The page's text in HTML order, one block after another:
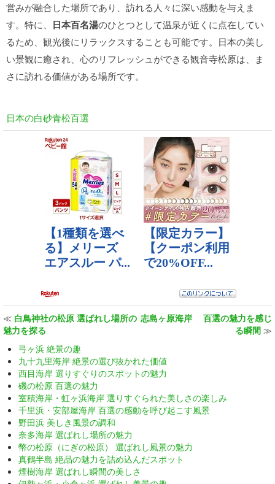
営みが融合した場所であり、訪れる人々に深い感動を与えま
す。特に、 日本百名湯のひとつとして温泉が近くに点在してい
るため、観光後にリラックスすることも可能です。日本の美し
い景観に癒され、心のリフレッシュができる観音寺松原は、ま
さに訪れる価値がある場所です。
日本の白砂青松百選
≪ 白鳥神社の松原 選ばれし場所の
魅力を探る
志島ヶ原海岸 百選の魅力を感じ
る瞬間 ≫
弓ヶ浜 絶景の趣
九十九里海岸 絶景の選び抜かれた価値
西目海岸 選りすぐりのスポットの魅力
磯の松原 百選の魅力
室積海岸・虹ヶ浜海岸 選りすぐられた美しさの楽しみ
千里浜・安部屋海岸 百選の感動を呼び起こす風景
野田浜 美しき風景の調和
奈多海岸 選ばれし場所の魅力
幣の松原（にぎの松原） 選ばれし風景の魅力
真鶴半島 絶品の魅力を詰め込んだスポット
煙樹海岸 選ばれし瞬間の美しさ